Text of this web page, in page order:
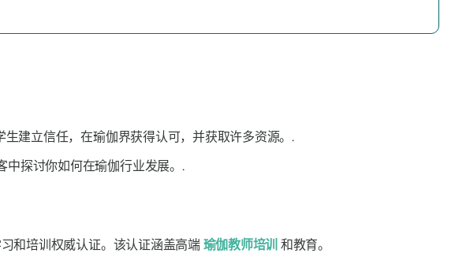
建立信任，在瑜伽界获得认可，并获取许多资源。.
中探讨你如何在瑜伽行业发展。.
和培训权威认证。该认证涵盖高端 瑜伽教师培训 和教育。